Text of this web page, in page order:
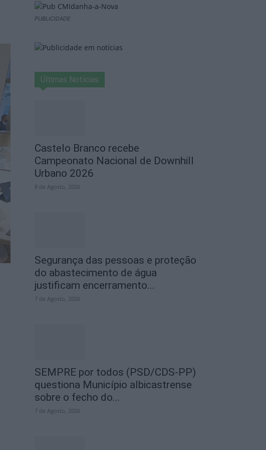
PUBLICIDADE
Últimas Notícias
Castelo Branco recebe
Campeonato Nacional de Downhill
Urbano 2026
8 de Agosto, 2026
Segurança das pessoas e proteção
do abastecimento de água
justificam encerramento...
7 de Agosto, 2026
SEMPRE por todos (PSD/CDS-PP)
questiona Município albicastrense
sobre o fecho do...
7 de Agosto, 2026